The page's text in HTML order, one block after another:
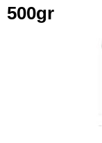
500gr